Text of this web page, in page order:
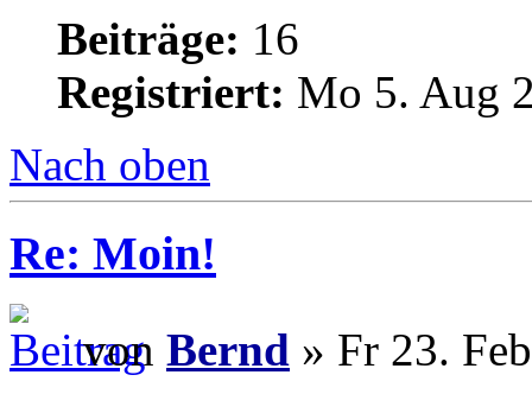
Beiträge: 16
Registriert: Mo 5. Aug
Nach oben
Re: Moin!
von Bernd » Fr 23.